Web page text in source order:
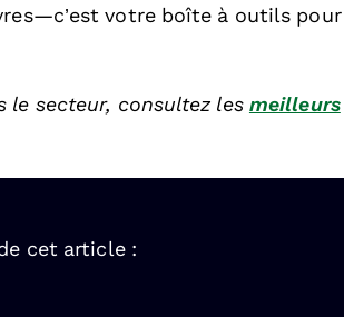
votre boîte à outils pour
le secteur, consultez les meilleurs
cet article :